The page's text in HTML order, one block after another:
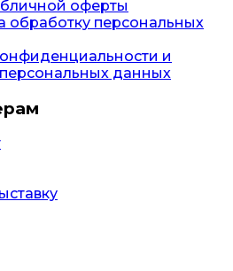
оферты
обработку персональных
и
данных